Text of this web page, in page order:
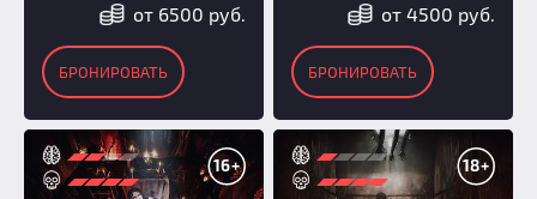
от 6500 руб.
БРОНИРОВАТЬ
от 4500 руб.
БРОНИРОВАТЬ
16+ 18+